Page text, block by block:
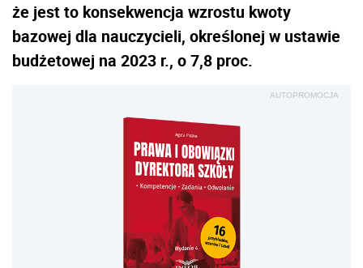
że jest to konsekwencja wzrostu kwoty
bazowej dla nauczycieli, określonej w ustawie
budżetowej na 2023 r., o 7,8 proc.
AUTOPROMOCJA